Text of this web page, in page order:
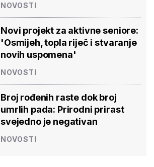
NOVOSTI
Novi projekt za aktivne seniore:
'Osmijeh, topla riječ i stvaranje
novih uspomena'
NOVOSTI
Broj rođenih raste dok broj
umrlih pada: Prirodni prirast
svejedno je negativan
NOVOSTI